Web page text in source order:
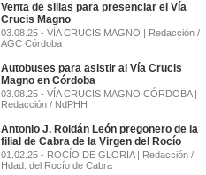
Venta de sillas para presenciar el Vía
Crucis Magno
03.08.25 - VÍA CRUCIS MAGNO | Redacción /
AGC Córdoba
Autobuses para asistir al Vía Crucis
Magno en Córdoba
03.08.25 - VÍA CRUCIS MAGNO CÓRDOBA |
Redacción / NdPHH
Antonio J. Roldán León pregonero de la
filial de Cabra de la Virgen del Rocío
01.02.25 - ROCÍO DE GLORIA | Redacción /
Hdad. del Rocío de Cabra